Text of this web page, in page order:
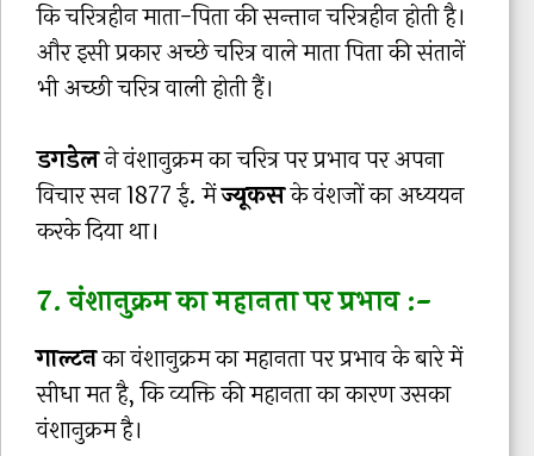
कि चरित्रहीन माता-पिता की सन्तान चरित्रहीन होती है।
और इसी प्रकार अच्छे चरित्र वाले माता पिता की संतानें
भी अच्छी चरित्र वाली होती हैं।
डगडेलने वंशानुक्रम का चरित्र पर प्रभाव पर अपना
विचार सन 1877 ई. मेंज्यूकसके वंशजों का अध्ययन
करके दिया था।
7. वंशानुक्रम का महानता पर प्रभाव :-
गाल्टनका वंशानुक्रम का महानता पर प्रभाव के बारे में
सीधा मत है, कि व्यक्ति की महानता का कारण उसका
वंशानुक्रम है।